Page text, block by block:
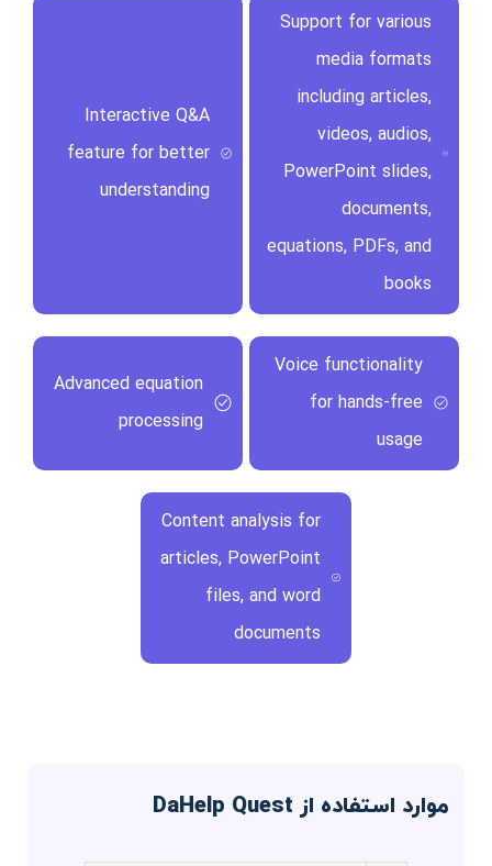
Support for various
media formats
including articles,
videos, audios,
PowerPoint slides,
documents,
equations, PDFs, and
books
Interactive Q&A
feature for better
understanding
Voice functionality
for hands-free
usage
Advanced equation
processing
Content analysis for
articles, PowerPoint
files, and word
documents
موارد استفاده از DaHelp Quest